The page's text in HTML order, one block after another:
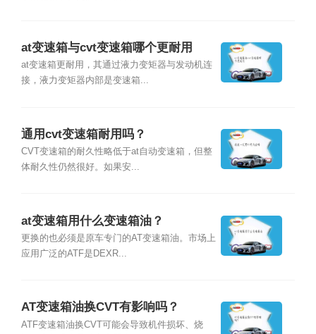
at变速箱与cvt变速箱哪个更耐用
at变速箱更耐用，其通过液力变矩器与发动机连
接，液力变矩器内部是变速箱...
通用cvt变速箱耐用吗？
CVT变速箱的耐久性略低于at自动变速箱，但整
体耐久性仍然很好。如果安...
at变速箱用什么变速箱油？
更换的也必须是原车专门的AT变速箱油。市场上
应用广泛的ATF是DEXR...
AT变速箱油换CVT有影响吗？
ATF变速箱油换CVT可能会导致机件损坏、烧